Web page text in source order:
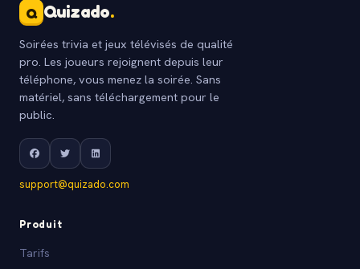
Q Quizado.
Soirées trivia et jeux télévisés de qualité
pro. Les joueurs rejoignent depuis leur
téléphone, vous menez la soirée. Sans
matériel, sans téléchargement pour le
public.
support@quizado.com
Produit
Tarifs